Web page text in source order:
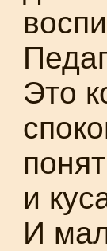
Это
и
И